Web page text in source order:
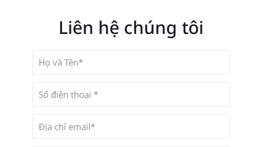
Liên hệ chúng tôi